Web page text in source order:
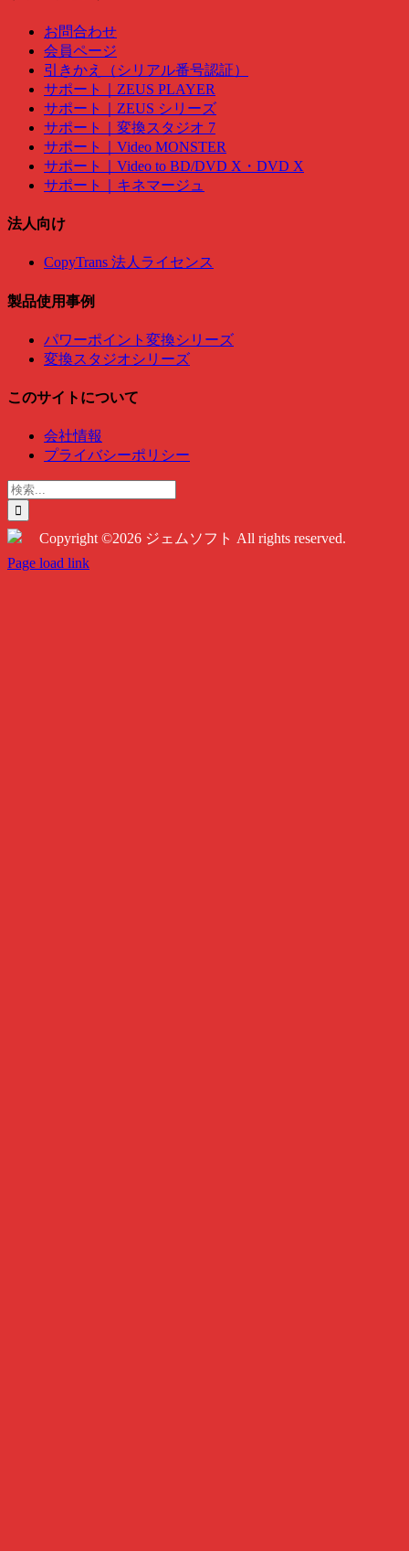
お問合わせ
会員ページ
引きかえ（シリアル番号認証）
サポート｜ZEUS PLAYER
サポート｜ZEUS シリーズ
サポート｜変換スタジオ 7
サポート｜Video MONSTER
サポート｜Video to BD/DVD X・DVD X
サポート｜キネマージュ
法人向け
CopyTrans 法人ライセンス
製品使用事例
パワーポイント変換シリーズ
変換スタジオシリーズ
このサイトについて
会社情報
プライバシーポリシー
検
索
…
Copyright ©2026 ジェムソフト All rights reserved.
Twitter
Instagram
Facebook
Page load link